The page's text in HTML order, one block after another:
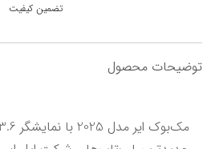
تضمین کیفیت
توضیحات محصول